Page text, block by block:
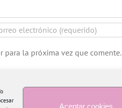
Aceptar cookies
para la próxima vez que comente.